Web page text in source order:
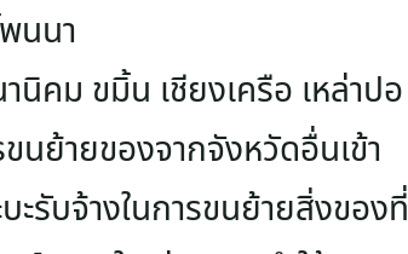
นนา
คม ขมิ้น เชียงเครือ เหล่าปอ
ย้ายของจากจังหวัดอื่นเข้า
ะรับจ้างในการขนย้ายสิ่งของที่